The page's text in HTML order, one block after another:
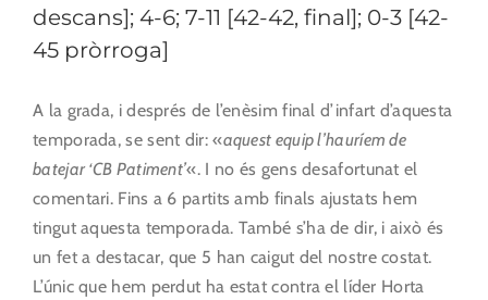
descans]; 4-6; 7-11 [42-42, final]; 0-3 [42-
45 pròrroga]
A la grada, i després de l’enèsim final d’infart d’aquesta
temporada, se sent dir: «aquest equip l’hauríem de
batejar ‘CB Patiment’«. I no és gens desafortunat el
comentari. Fins a 6 partits amb finals ajustats hem
tingut aquesta temporada. També s’ha de dir, i això és
un fet a destacar, que 5 han caigut del nostre costat.
L’únic que hem perdut ha estat contra el líder Horta